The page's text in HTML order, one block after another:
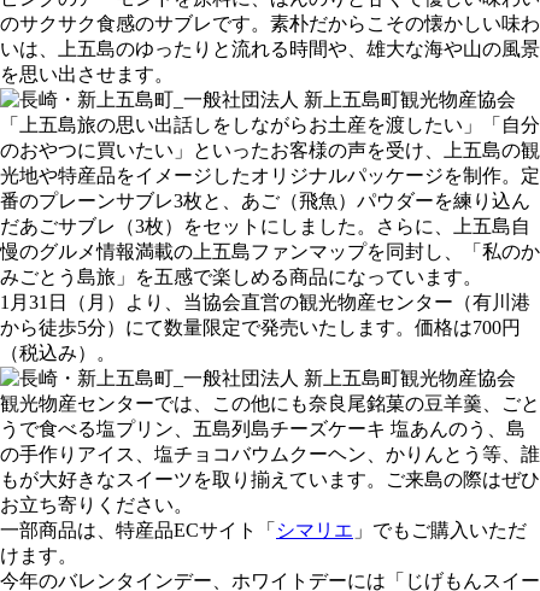
のサクサク食感のサブレです。素朴だからこその懐かしい味わ
いは、上五島のゆったりと流れる時間や、雄大な海や山の風景
を思い出させます。
「上五島旅の思い出話しをしながらお土産を渡したい」「自分
のおやつに買いたい」といったお客様の声を受け、上五島の観
光地や特産品をイメージしたオリジナルパッケージを制作。定
番のプレーンサブレ3枚と、あご（飛魚）パウダーを練り込ん
だあごサブレ（3枚）をセットにしました。さらに、上五島自
慢のグルメ情報満載の上五島ファンマップを同封し、「私のか
みごとう島旅」を五感で楽しめる商品になっています。
1月31日（月）より、当協会直営の観光物産センター（有川港
から徒歩5分）にて数量限定で発売いたします。価格は700円
（税込み）。
観光物産センターでは、この他にも奈良尾銘菓の豆羊羹、ごと
うで食べる塩プリン、五島列島チーズケーキ 塩あんのう、島
の手作りアイス、塩チョコバウムクーヘン、かりんとう等、誰
もが大好きなスイーツを取り揃えています。ご来島の際はぜひ
お立ち寄りください。
一部商品は、特産品ECサイト「 シマリエ 」でもご購入いただ
けます。
今年のバレンタインデー、ホワイトデーには「じげもんスイー